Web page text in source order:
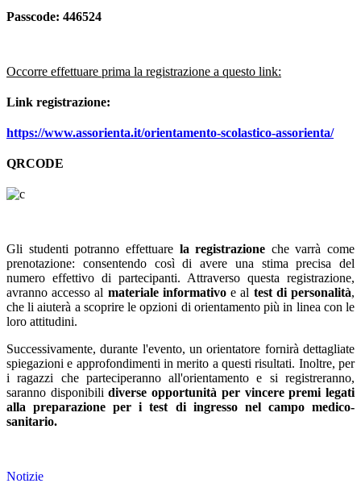
Passcode: 446524
Occorre effettuare prima la registrazione a questo link:
Link registrazione:
https://www.assorienta.it/orientamento-scolastico-assorienta/
QRCODE
Gli studenti potranno effettuare la registrazione che varrà come
prenotazione: consentendo così di avere una stima precisa del
numero effettivo di partecipanti. Attraverso questa registrazione,
avranno accesso al materiale informativoe al test di personalità,
che li aiuterà a scoprire le opzioni di orientamento più in linea con le
loro attitudini.
Successivamente, durante l'evento, un orientatore fornirà dettagliate
spiegazioni e approfondimenti in merito a questi risultati. Inoltre, per
i ragazzi che parteciperanno all'orientamento e si registreranno,
saranno disponibilidiverse opportunità per vincere premi legati
alla preparazione per i test di ingresso nel campo medico-
sanitario.
Notizie